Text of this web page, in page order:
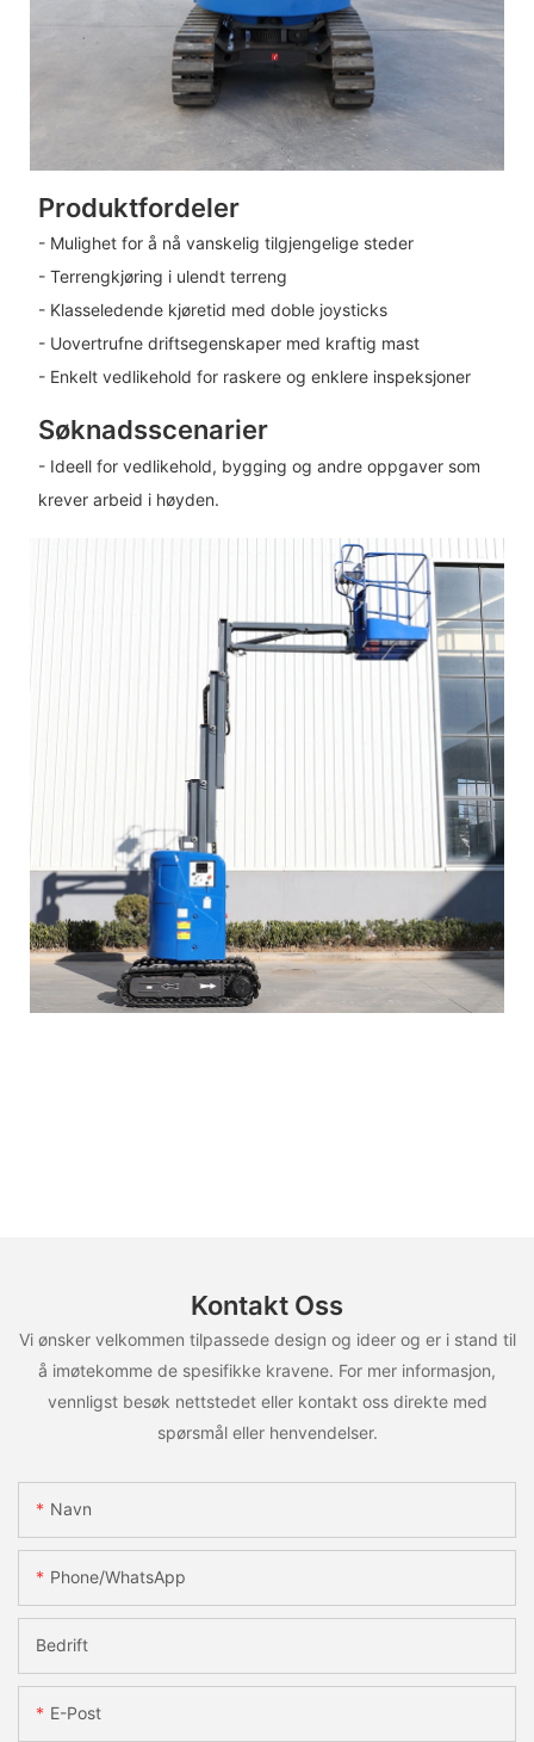
Produktfordeler
- Mulighet for å nå vanskelig tilgjengelige steder
- Terrengkjøring i ulendt terreng
- Klasseledende kjøretid med doble joysticks
- Uovertrufne driftsegenskaper med kraftig mast
- Enkelt vedlikehold for raskere og enklere inspeksjoner
Søknadsscenarier
- Ideell for vedlikehold, bygging og andre oppgaver som
krever arbeid i høyden.
Kontakt Oss
Vi ønsker velkommen tilpassede design og ideer og er i stand til
å imøtekomme de spesifikke kravene. For mer informasjon,
vennligst besøk nettstedet eller kontakt oss direkte med
spørsmål eller henvendelser.
Navn
Phone/whatsApp
Bedrift
E-Post